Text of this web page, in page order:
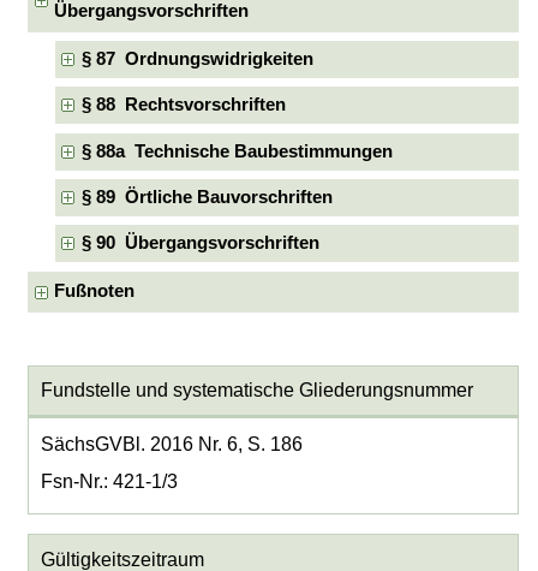
Übergangsvorschriften
§ 87 Ordnungswidrigkeiten
§ 88 Rechtsvorschriften
§ 88a Technische Baubestimmungen
§ 89 Örtliche Bauvorschriften
§ 90 Übergangsvorschriften
Fußnoten
Fundstelle und systematische Gliederungsnummer
SächsGVBl. 2016 Nr. 6, S. 186
Fsn-Nr.: 421-1/3
Gültigkeitszeitraum